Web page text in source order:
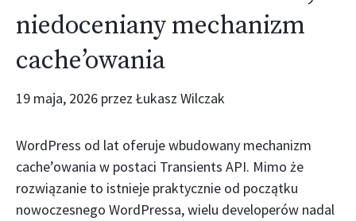
niedoceniany mechanizm
cache’owania
19 maja, 2026 przez Łukasz Wilczak
WordPress od lat oferuje wbudowany mechanizm
cache’owania w postaci Transients API. Mimo że
rozwiązanie to istnieje praktycznie od początku
nowoczesnego WordPressa, wielu developerów nadal